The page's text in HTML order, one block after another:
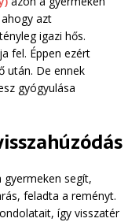
azt
igazi hős.
fel. Éppen ezért
után. De ennek
gyógyulása
gyermeken segít,
feladta a reményt.
így visszatér